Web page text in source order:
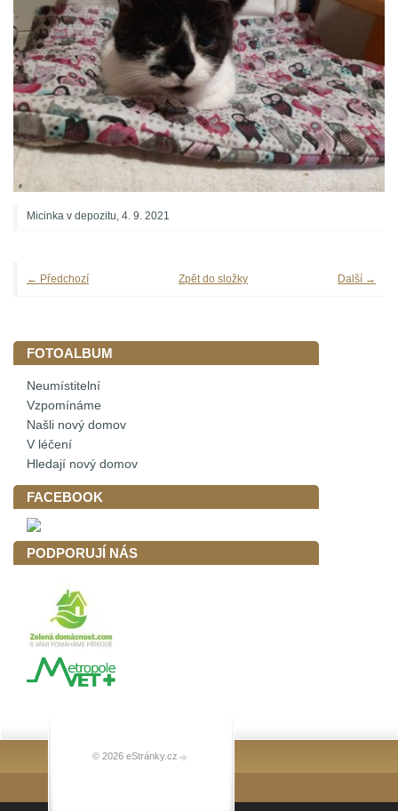
Micinka v depozitu, 4. 9. 2021
← Předchozí Další →
Zpět do složky
FOTOALBUM
Neumístitelní
Vzpomínáme
Našli nový domov
V léčení
Hledají nový domov
FACEBOOK
PODPORUJÍ NÁS
© 2026 eStránky.cz